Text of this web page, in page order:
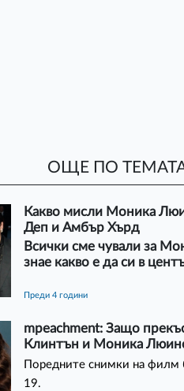
ОЩЕ ПО
Какво мисли Моника
Деп и Амбър Хърд
Всички сме чували за
знае какво е да си в
преди 4 години
mpeachment: Защо
Клинтън и Моника
Поредните снимки на филм
19.